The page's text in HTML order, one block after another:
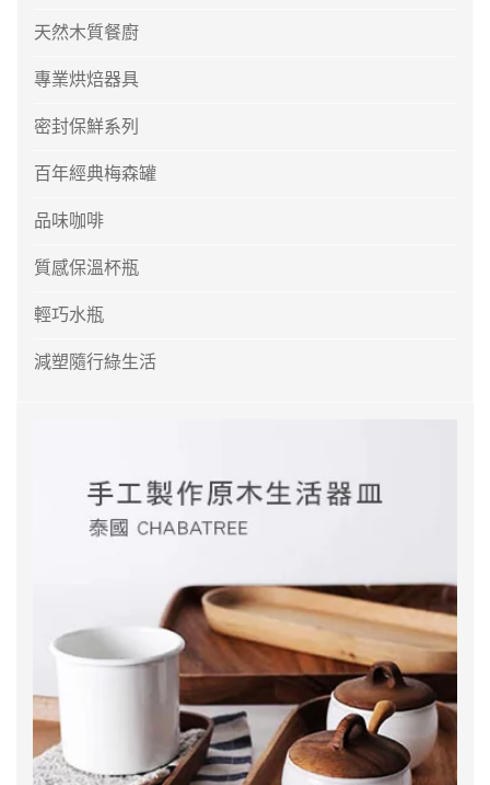
天然木質餐廚
專業烘焙器具
密封保鮮系列
百年經典梅森罐
品味咖啡
質感保溫杯瓶
輕巧水瓶
減塑隨行綠生活